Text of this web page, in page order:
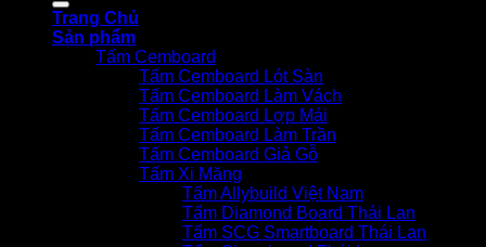
Trang Chủ
Sản phẩm
Tấm Cemboard
Tấm Cemboard Lót Sàn
Tấm Cemboard Làm Vách
Tấm Cemboard Lợp Mái
Tấm Cemboard Làm Trần
Tấm Cemboard Giả Gỗ
Tấm Xi Măng
Tấm Allybuild Việt Nam
Tấm Diamond Board Thái Lan
Tấm SCG Smartboard Thái Lan